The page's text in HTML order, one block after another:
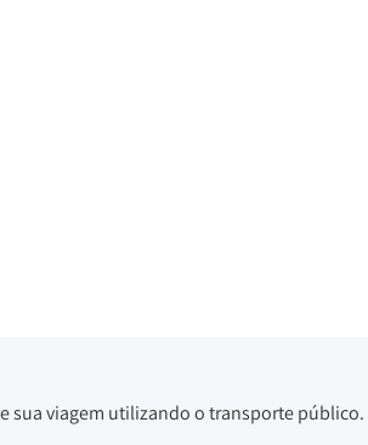
sua viagem utilizando o transporte público.